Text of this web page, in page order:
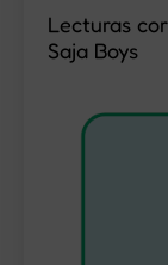
Lecturas
Saja Boys